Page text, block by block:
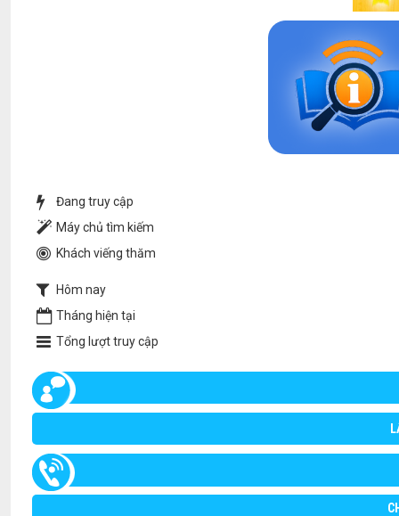
Đang truy cập
Máy chủ tìm kiếm
Khách viếng thăm
Hôm nay
Tháng hiện tại
Tổng lượt truy cập